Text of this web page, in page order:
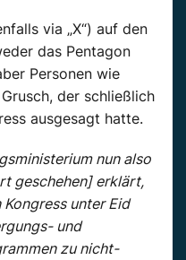
via „X“) auf den
das Pentagon
Personen wie
der schließlich
ausgesagt hatte.
nun also
geschehen] erklärt,
unter Eid
und
zu nicht-